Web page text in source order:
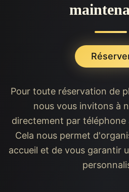
Pour toute réservation de
nous vous invitons à
directement par
Cela nous permet
accueil et de vous garantir